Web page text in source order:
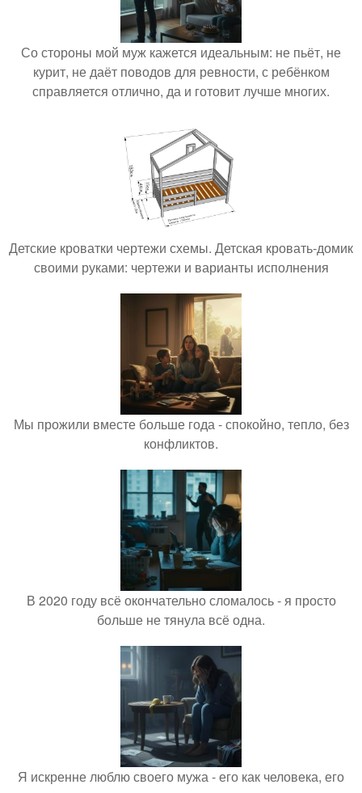
Со стороны мой муж кажется идеальным: не пьёт, не
курит, не даёт поводов для ревности, с ребёнком
справляется отлично, да и готовит лучше многих.
Детские кроватки чертежи схемы. Детская кровать-домик
своими руками: чертежи и варианты исполнения
Мы прожили вместе больше года - спокойно, тепло, без
конфликтов.
В 2020 году всё окончательно сломалось - я просто
больше не тянула всё одна.
Я искренне люблю своего мужа - его как человека, его